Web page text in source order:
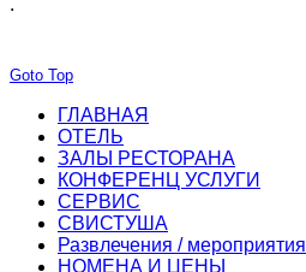
.
Goto Top
ГЛАВНАЯ
ОТЕЛЬ
ЗАЛЫ РЕСТОРАНА
КОНФЕРЕНЦ УСЛУГИ
СЕРВИС
СВИСТУША
Развлечения / мероприятия
НОМЕНА И ЦЕНЫ